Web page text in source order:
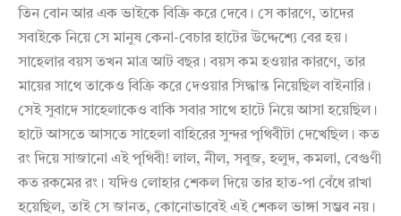
তিন বোন আর এক ভাইকে বিক্রি করে দেবে। সে কারণে, তাদের
সবাইকে নিয়ে সে মানুষ কেনা-বেচার হাটের উদ্দেশ্যে বের হয়।
সাহেলার বয়স তখন মাত্র আট বছর। বয়স কম হওয়ার কারণে, তার
মায়ের সাথে তাকেও বিক্রি করে দেওয়ার সিদ্ধান্ত নিয়েছিল বাইনারি।
সেই সুবাদে সাহেলাকেও বাকি সবার সাথে হাটে নিয়ে আসা হয়েছিল।
হাটে আসতে আসতে সাহেলা বাহিরের সুন্দর পৃথিবীটা দেখেছিল। কত
রং দিয়ে সাজানো এই পৃথিবী! লাল, নীল, সবুজ, হলুদ, কমলা, বেগুণী
কত রকমের রং। যদিও লোহার শেকল দিয়ে তার হাত-পা বেঁধে রাখা
হয়েছিল, তাই সে জানত, কোনোভাবেই এই শেকল ভাঙ্গা সম্ভব নয়।